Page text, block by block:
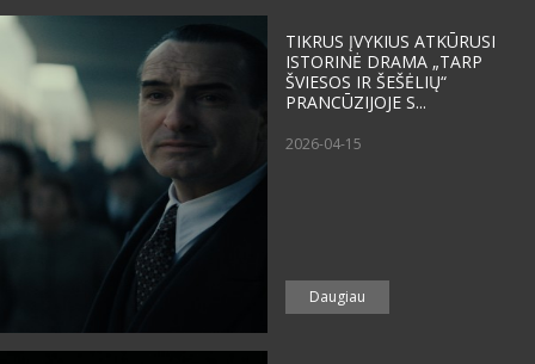
TIKRUS ĮVYKIUS ATKŪRUSI
ISTORINĖ DRAMA „TARP
ŠVIESOS IR ŠEŠĖLIŲ“
PRANCŪZIJOJE S...
2026-04-15
Daugiau